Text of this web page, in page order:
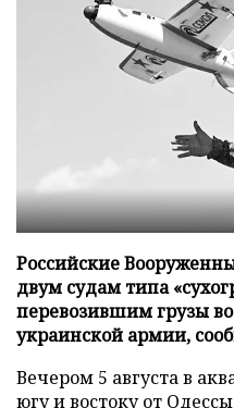
Российские
двум судам типа
перевозившим грузы
украинской армии,
Вечером 5 августа в
югу и востоку от